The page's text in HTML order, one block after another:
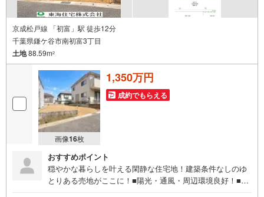
京成松戸線 「初富」駅 徒歩12分
千葉県鎌ケ谷市南初富3丁目
土地88.59m2
画像16枚
1,350万円
成約でもらえる
おすすめポイント
穏やかな暮らしを叶える閑静な住宅地！建築条件なしのゆ
とりある売地がここに！■陽光・通風・周辺環境良好！■閑